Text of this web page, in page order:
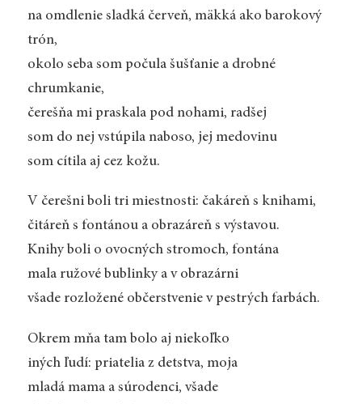
na omdlenie sladká červeň, mäkká ako barokový
trón,
okolo seba som počula šušťanie a drobné
chrumkanie,
čerešňa mi praskala pod nohami, radšej
som do nej vstúpila naboso, jej medovinu
som cítila aj cez kožu.
V čerešni boli tri miestnosti: čakáreň s knihami,
čitáreň s fontánou a obrazáreň s výstavou.
Knihy boli o ovocných stromoch, fontána
mala ružové bublinky a v obrazárni
všade rozložené občerstvenie v pestrých farbách.
Okrem mňa tam bolo aj niekoľko
iných ľudí: priatelia z detstva, moja
mladá mama a súrodenci, všade